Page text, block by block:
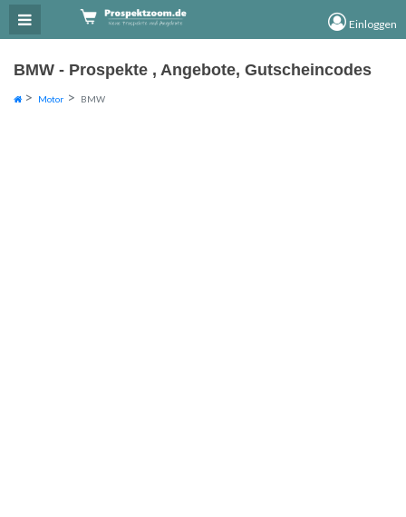
Einloggen
BMW - Prospekte , Angebote, Gutscheincodes
Motor BMW